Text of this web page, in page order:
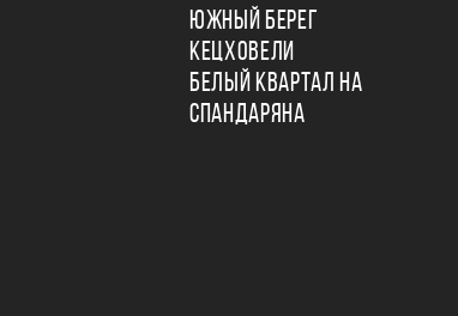
ЮЖНЫЙ БЕРЕГ
КЕЦХОВЕЛИ
БЕЛЫЙ КВАРТАЛ НА
СПАНДАРЯНА